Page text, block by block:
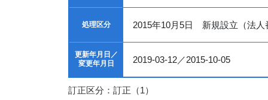
処理区分 2015年10月5日 新規設立（法人
更新年月日／
変更年月日
2019-03-12／2015-10-05
訂正区分：訂正（1）